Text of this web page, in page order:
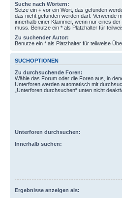
Suche nach Wörtern:
Setze ein + vor ein Wort, das gefunden
das nicht gefunden werden darf. Verwende
innerhalb einer Klammer, wenn nur eines
muss. Benutze ein * als Platzhalter für
Zu suchender Autor:
Benutze ein * als Platzhalter für teilweise
SUCHOPTIONEN
Zu durchsuchende Foren:
Wähle das Forum oder die Foren aus, in
Unterforen werden automatisch mit
„Unterforen durchsuchen“ unten nicht
Unterforen durchsuchen:
Innerhalb suchen:
Ergebnisse anzeigen als: